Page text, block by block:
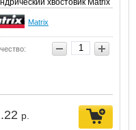
хвостовик Matrix
Matrix
р.